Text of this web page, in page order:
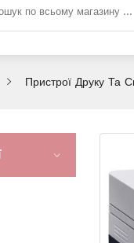
Пристрої Друку Та